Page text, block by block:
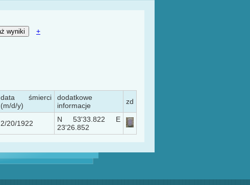
+
data śmierci
(m/d/y)
dodatkowe
informacje
zd
2/20/1922
N 53'33.822 E
23'26.852